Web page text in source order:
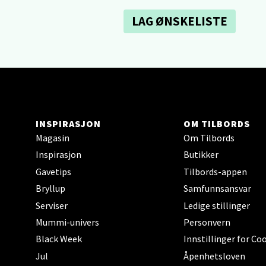
LAG ØNSKELISTE
INSPIRASJON
Magasin
Inspirasjon
Gavetips
Bryllup
Serviser
Mummi-univers
Black Week
Jul
OM TILBORDS
Om Tilbords
Butikker
Tilbords-appen
Samfunnsansvar
Ledige stillinger
Personvern
Innstillinger for
Åpenhetsloven
Åpent i
Ski
Ski